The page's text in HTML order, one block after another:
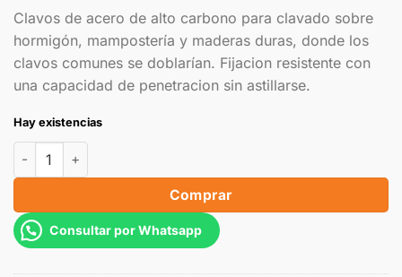
Clavos de acero de alto carbono para clavado sobre
hormigón, mampostería y maderas duras, donde los
clavos comunes se doblarían. Fijacion resistente con
una capacidad de penetracion sin astillarse.
Hay existencias
Comprar
Consultar por Whatsapp